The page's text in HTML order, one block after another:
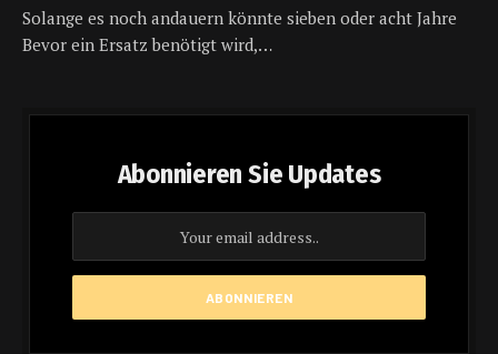
Solange es noch andauern könnte sieben oder acht Jahre
Bevor ein Ersatz benötigt wird,…
Abonnieren Sie Updates